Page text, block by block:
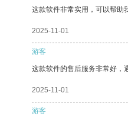
这款软件非常实用，可以帮助
2025-11-01
游客
这款软件的售后服务非常好，
2025-11-01
游客